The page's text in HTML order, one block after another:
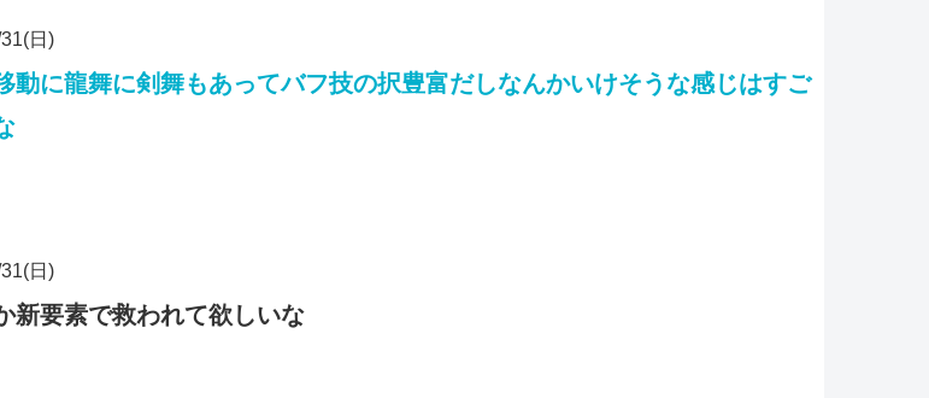
日)
動に龍舞に剣舞もあってバフ技の択豊富だしなんかいけそうな感じはすご
日)
新要素で救われて欲しいな